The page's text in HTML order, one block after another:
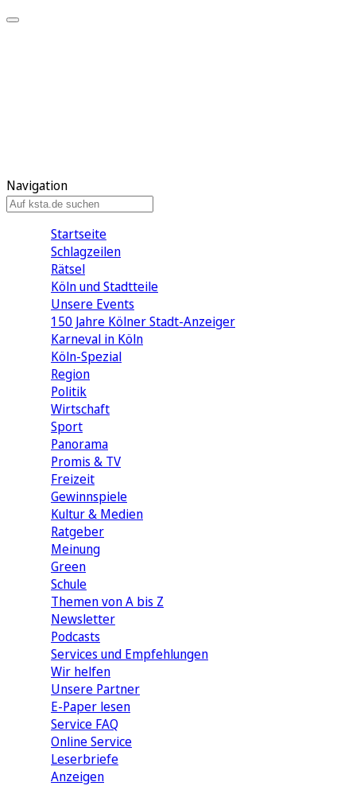
Navigation
Startseite
Schlagzeilen
Rätsel
Köln und Stadtteile
Unsere Events
150 Jahre Kölner Stadt-Anzeiger
Karneval in Köln
Köln-Spezial
Region
Politik
Wirtschaft
Sport
Panorama
Promis & TV
Freizeit
Gewinnspiele
Kultur & Medien
Ratgeber
Meinung
Green
Schule
Themen von A bis Z
Newsletter
Podcasts
Services und Empfehlungen
Wir helfen
Unsere Partner
E-Paper lesen
Service FAQ
Online Service
Leserbriefe
Anzeigen